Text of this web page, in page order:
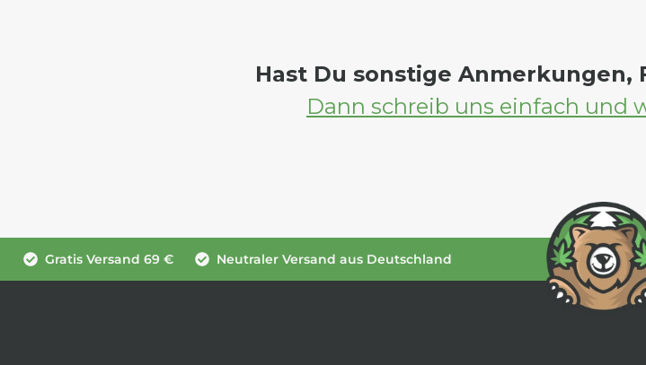
Hast Du sonstige Anmerkungen,
Dann schreib uns einfach und
Gratis Versand 69 € Neutraler Versand aus Deutschland